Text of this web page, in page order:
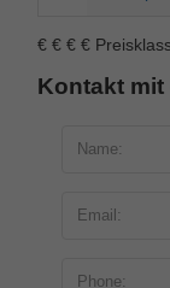
€ € € €
Kontakt mit